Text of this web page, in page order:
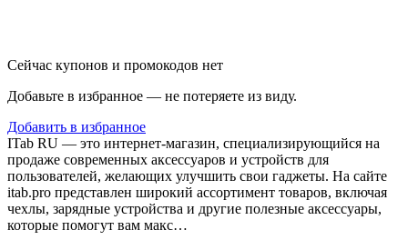
Сейчас купонов и промокодов нет
Добавьте в избранное — не потеряете из виду.
Добавить в избранное
ITab RU — это интернет-магазин, специализирующийся на
продаже современных аксессуаров и устройств для
пользователей, желающих улучшить свои гаджеты. На сайте
itab.pro представлен широкий ассортимент товаров, включая
чехлы, зарядные устройства и другие полезные аксессуары,
которые помогут вам макс…